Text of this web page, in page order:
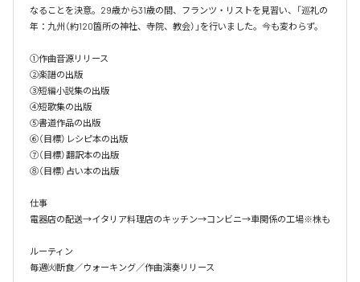
なることを決意。29歳から31歳の間、フランツ・リストを見習い、「巡礼の
年：九州（約120箇所の神社、寺院、教会）」を行いました。今も変わらず。
①作曲音源リリース
②楽譜の出版
③短編小説集の出版
④短歌集の出版
⑤書道作品の出版
⑥（目標）レシピ本の出版
⑦（目標）翻訳本の出版
⑧（目標）占い本の出版
仕事
電器店の配送→イタリア料理店のキッチン→コンビニ→車関係の工場※株も
ルーティン
毎週㈫断食／ウォーキング／作曲演奏リリース